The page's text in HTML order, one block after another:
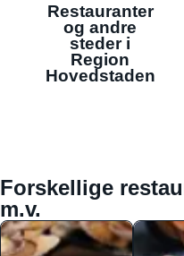
Restauranter
og andre
steder i
Region
Hovedstaden
Forskellige
m.v.